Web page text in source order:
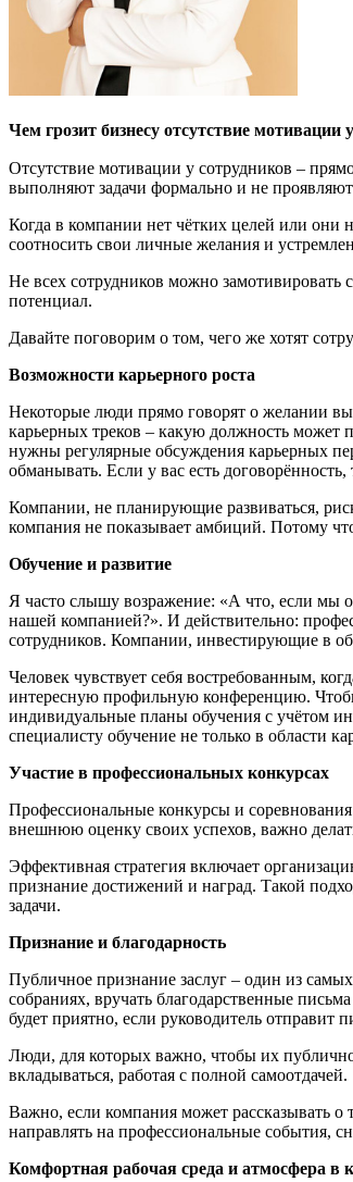
Чем грозит бизнесу отсутствие мотивации
Отсутствие мотивации у сотрудников –
выполняют задачи формально и не
Когда в компании нет чётких целей или они
соотносить свои личные желания и
Не всех сотрудников можно
потенциал.
Давайте поговорим о том, чего же хотят
Возможности карьерного роста
Некоторые люди прямо говорят о желании
карьерных треков – какую должность может
нужны регулярные обсуждения карьерных
обманывать. Если у вас есть
Компании, не планирующие развиваться,
компания не показывает амбиций. Потому
Обучение и развитие
Я часто слышу возражение: «А что, если мы
нашей компанией?». И действительно:
сотрудников. Компании, инвестирующие в
Человек чувствует себя востребованным,
интересную профильную конференцию.
индивидуальные планы обучения с учётом
специалисту обучение не только в области
Участие в профессиональных конкурсах
Профессиональные конкурсы и
внешнюю оценку своих успехов, важно
Эффективная стратегия включает
признание достижений и наград. Такой
задачи.
Признание и благодарность
Публичное признание заслуг – один из
собраниях, вручать благодарственные
будет приятно, если руководитель отправит
Люди, для которых важно, чтобы их
вкладываться, работая с полной самоотдачей.
Важно, если компания может рассказывать о
направлять на профессиональные события,
Комфортная рабочая среда и атмосфера в